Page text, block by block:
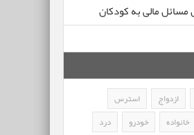
ازدواج
استرس
خانواده خودرو
درد